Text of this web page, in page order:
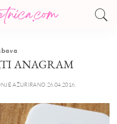
ANAGRAM
AŽURIRANO 26.04.2016.